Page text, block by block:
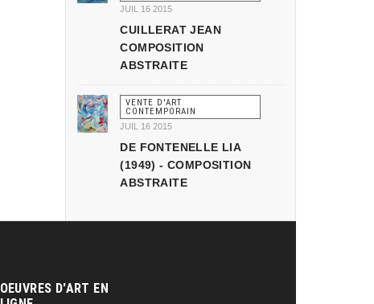
JUIL 16 2015
CUILLERAT JEAN
COMPOSITION
ABSTRAITE
VENTE D'ART
CONTEMPORAIN
JUIL 16 2015
DE FONTENELLE LIA
(1949) - COMPOSITION
ABSTRAITE
OEUVRES D'ART EN